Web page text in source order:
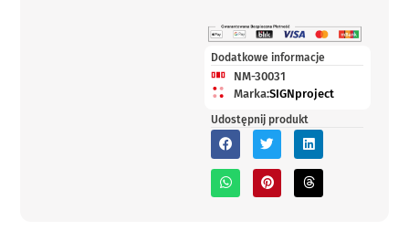
Dodatkowe informacje
NM-30031
Marka:SIGNproject
Udostępnij produkt